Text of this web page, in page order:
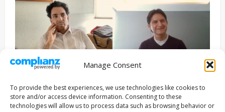
Manage Consent
To provide the best experiences, we use technologies like cookies to
store and/or access device information. Consenting to these
technologies will allow us to process data such as browsing behavior or
Entrevista Series
ENCUENTROS CON IVÁN URIEL T3E22: JUAN PATRICIO
RIVEROLL